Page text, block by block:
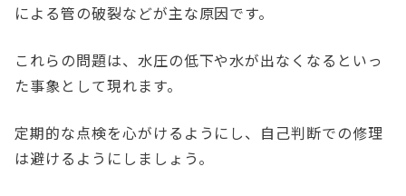
による管の破裂などが主な原因です。
これらの問題は、水圧の低下や水が出なくなるといっ
た事象として現れます。
定期的な点検を心がけるようにし、自己判断での修理
は避けるようにしましょう。